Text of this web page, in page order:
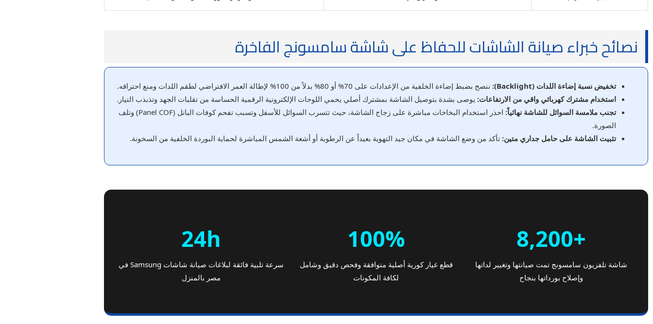
نصائح خبراء صيانة الشاشات للحفاظ على شاشة سامسونج الفاخرة
تخفيض نسبة إضاءة اللدات (Backlight):
ننصح بضبط إضاءة الخلفية من الإعدادات على 70% أو 80% بدلاً من 100% لإطالة العمر الافتراضي لطقم اللدات ومنع احتراقه.
استخدام مشترك كهربائي واقي من الارتفاعات: يوصى بشدة بتوصيل الشاشة بمشترك أصلي يحمي اللوحات الإلكترونية الرقمية الحساسة من تقلبات الجهد وتذبذب التيار.
تجنب ملامسة السوائل للشاشة نهائياً:
احذر استخدام البخاخات مباشرة على زجاج الشاشة، حيث تتسرب السوائل للأسفل وتسبب تفحم كوفات البانل (Panel COF) وتلف
الصورة.
تثبيت الشاشة على حامل جداري متين: تأكد من وضع الشاشة في مكان جيد التهوية بعيداً عن الرطوبة أو أشعة الشمس المباشرة لحماية البوردة الخلفية من السخونة.
+8,200
شاشة تلفزيون سامسونج تمت صيانتها وتغيير لداتها
وإصلاح بورداتها بنجاح
100%
قطع غيار كورية أصلية متوافقة وفحص دقيق وشامل
لكافة المكونات
24h
سرعة تلبية فائقة لبلاغات صيانة شاشات Samsung في
مصر بالمنزل